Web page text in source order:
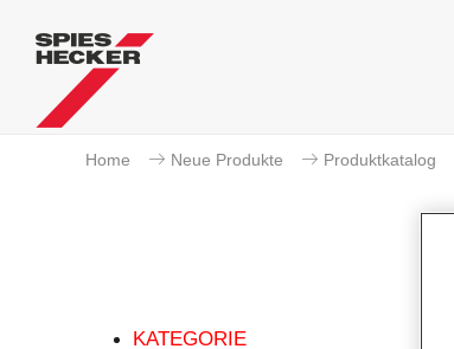
Home Neue Produkte Produktkatalog
KATEGORIE